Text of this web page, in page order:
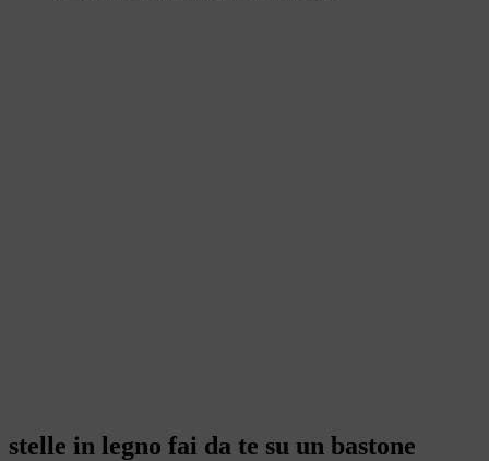
stelle in legno fai da te su un bastone